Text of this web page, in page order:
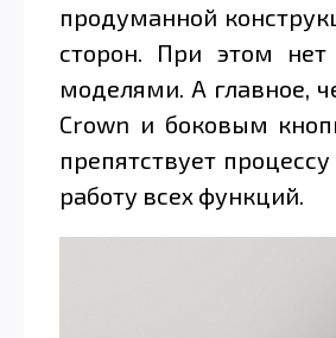
продуманной
сторон. При этом
моделями. А главное,
Crown и боковым
препятствует
работу всех функций.